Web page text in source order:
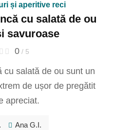
și aperitive reci
cu salată de ou
savuroase
0/ 5
cu salată de ou sunt un
de ușor de pregătit
apreciat.
Ana G.I.